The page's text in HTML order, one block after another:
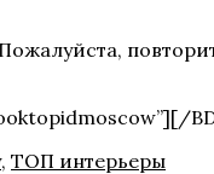
, ТОП интерьеры